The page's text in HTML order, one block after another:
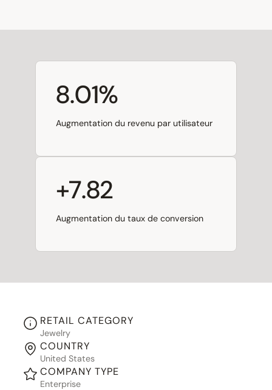
8.01%
Augmentation du revenu par utilisateur
+7.82
Augmentation du taux de conversion
RETAIL CATEGORY
Jewelry
COUNTRY
United States
COMPANY TYPE
Enterprise